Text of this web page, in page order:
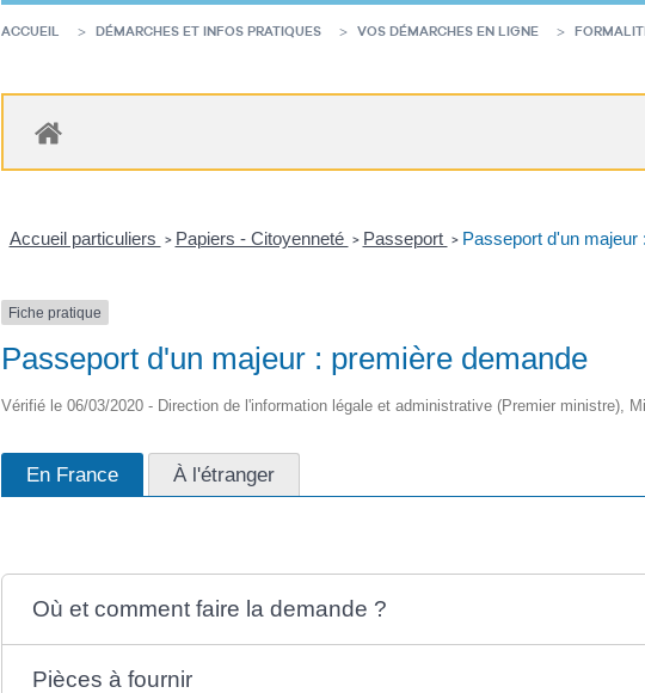
ACCUEIL DÉMARCHES ET INFOS PRATIQUES VOS DÉMARCHES EN LIGNE
Accueil particuliers > Papiers - Citoyenneté > Passeport > Passeport d'un majeur
Fiche pratique
Passeport d'un majeur : première demande
Vérifié le 06/03/2020 - Direction de l'information légale et administrative (Premier ministre),
En France À l'étranger
Où et comment faire la demande ?
Pièces à fournir